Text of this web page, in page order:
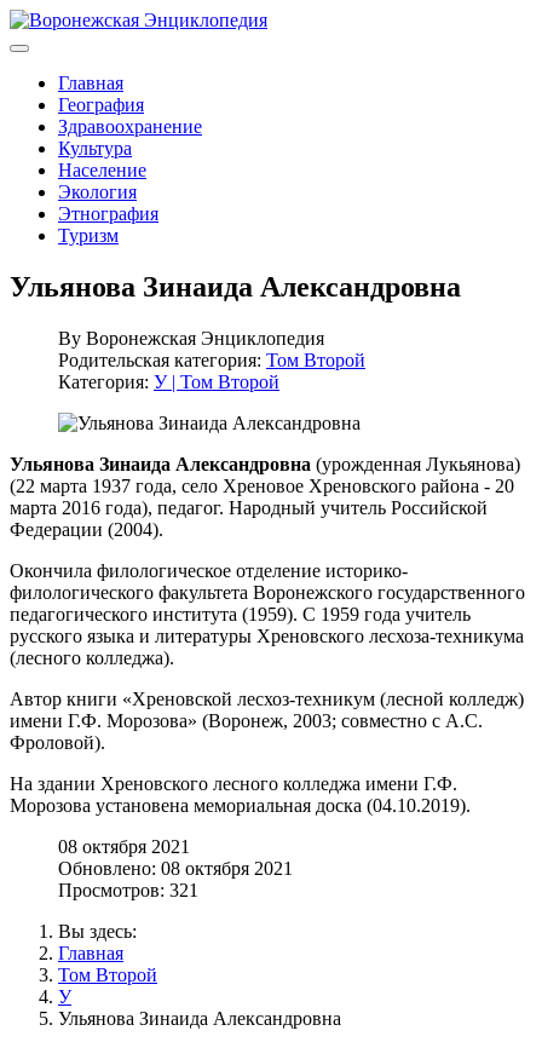
Главная
География
Здравоохранение
Культура
Население
Экология
Этнография
Туризм
Ульянова Зинаида Александровна
By Воронежская Энциклопедия
Родительская категория: Том Второй
Категория: У | Том Второй
Ульянова Зинаида Александровна (урожденная Лукьянова)
(22 марта 1937 года, село Хреновое Хреновского района - 20
марта 2016 года), педагог. Народный учитель Российской
Федерации (2004).
Окончила филологическое отделение историко-
филологического факультета Воронежского государственного
педагогического института (1959). С 1959 года учитель
русского языка и литературы Хреновского лесхоза-техникума
(лесного колледжа).
Автор книги «Хреновской лесхоз-техникум (лесной колледж)
имени Г.Ф. Морозова» (Воронеж, 2003; совместно с А.С.
Фроловой).
На здании Хреновского лесного колледжа имени Г.Ф.
Морозова установена мемориальная доска (04.10.2019).
08 октября 2021
Обновлено: 08 октября 2021
Просмотров: 321
Вы здесь:
Главная
Том Второй
У
Ульянова Зинаида Александровна